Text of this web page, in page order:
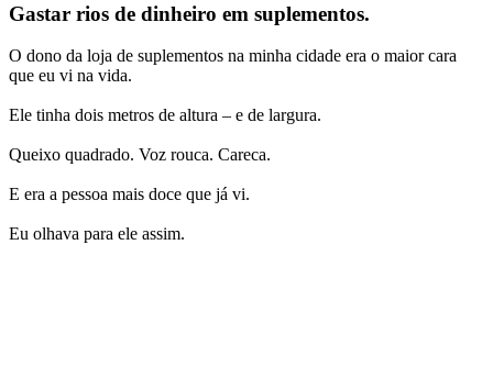
Gastar rios de dinheiro em suplementos.
O dono da loja de suplementos na minha cidade era o maior cara
que eu vi na vida.
Ele tinha dois metros de altura – e de largura.
Queixo quadrado. Voz rouca. Careca.
E era a pessoa mais doce que já vi.
Eu olhava para ele assim.